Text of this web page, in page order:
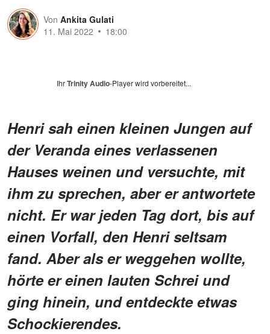
Von Ankita Gulati
11. Mai 2022
18:00
IhrTrinity Audio-Player wird vorbereitet...
Henri sah einen kleinen Jungen auf
der Veranda eines verlassenen
Hauses weinen und versuchte, mit
ihm zu sprechen, aber er antwortete
nicht. Er war jeden Tag dort, bis auf
einen Vorfall, den Henri seltsam
fand. Aber als er weggehen wollte,
hörte er einen lauten Schrei und
ging hinein, und entdeckte etwas
Schockierendes.